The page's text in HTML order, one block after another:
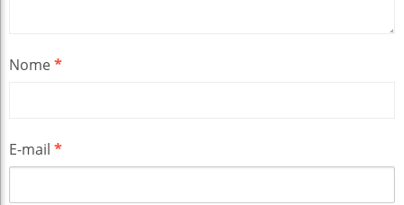
Nome*
E-mail *